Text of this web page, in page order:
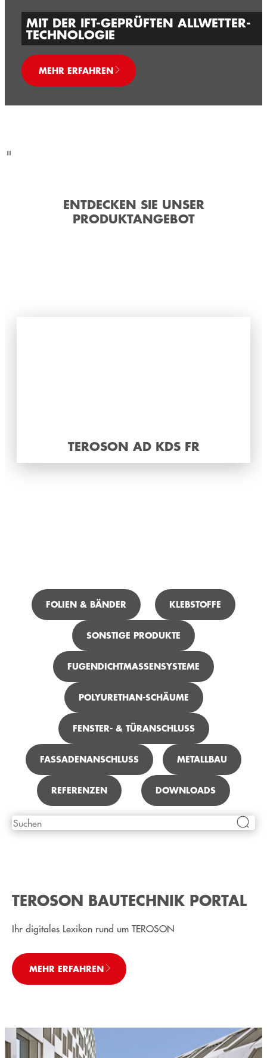
MIT DER IFT-GEPRÜFTEN ALLWETTER-
TECHNOLOGIE
MEHR ERFAHREN
ENTDECKEN SIE UNSER
PRODUKTANGEBOT
TEROSON AD KDS FR
TEROSON FO 150 FOIL-TACK M+S
FOLIEN & BÄNDER KLEBSTOFFE
SONSTIGE PRODUKTE
FUGENDICHTMASSENSYSTEME
POLYURETHAN-SCHÄUME
FENSTER- & TÜRANSCHLUSS
FASSADENANSCHLUSS METALLBAU
REFERENZEN DOWNLOADS
TEROSON BAUTECHNIK PORTAL
Ihr digitales Lexikon rund um TEROSON
MEHR ERFAHREN